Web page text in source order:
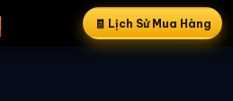
🧾 Lịch Sử Mua Hàng